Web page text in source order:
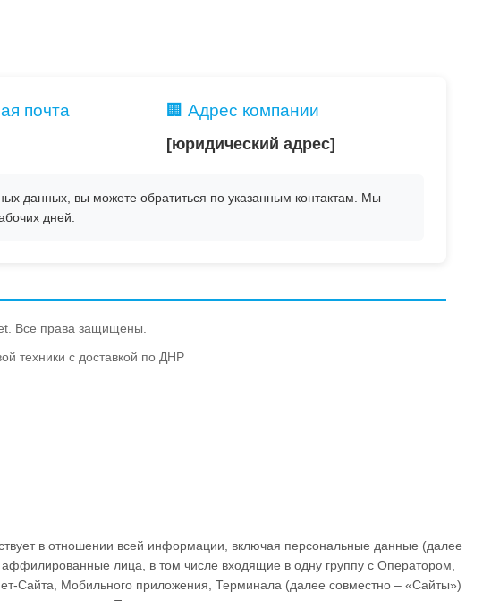
почта 🏢 Адрес компании
[юридический адрес]
данных, вы можете обратиться по указанным контактам. Мы
дней.
Все права защищены.
техники с доставкой по ДНР
в отношении всей информации, включая персональные данные (далее
лица, в том числе входящие в одну группу с Оператором,
Сайта, Мобильного приложения, Терминала (далее совместно – «Сайты»)